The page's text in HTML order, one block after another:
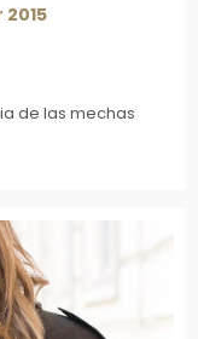
de las mechas